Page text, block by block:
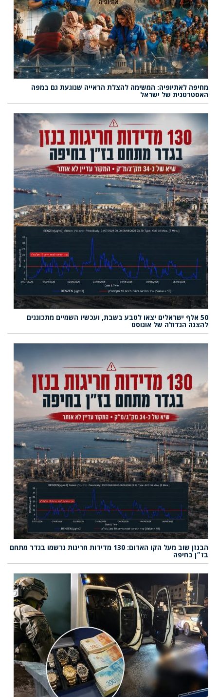
מחיפה לאתיופיה: המשימה להצלת הראייה שנוגעת גם במפה
האסטרטגית של ישראל
50 אלף ישראלים יצאו לטבע בשבת, ועכשיו השמיים מתכוננים
להצגה הגדולה של אוגוסט
הבנזן שוב מעל הקו האדום: 130 מדידות חריגות נרשמו בגדר מתחם
בז״ן בחיפה